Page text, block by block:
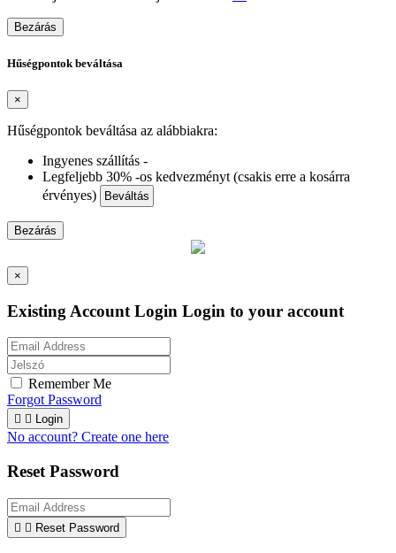
Bezárás
Hűségpontok beváltása
×
Hűségpontok beváltása az alábbiakra:
Ingyenes szállítás -
Legfeljebb 30% -os kedvezményt (csakis erre a kosárra
érvényes)
Beváltás
Bezárás
×
Existing Account Login Login to your account
Remember Me
Forgot Password
  Login
No account? Create one here
Reset Password
  Reset Password